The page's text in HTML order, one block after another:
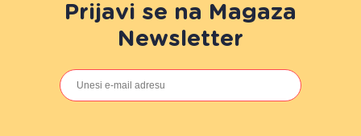
Prijavi se na Magaza
Newsletter